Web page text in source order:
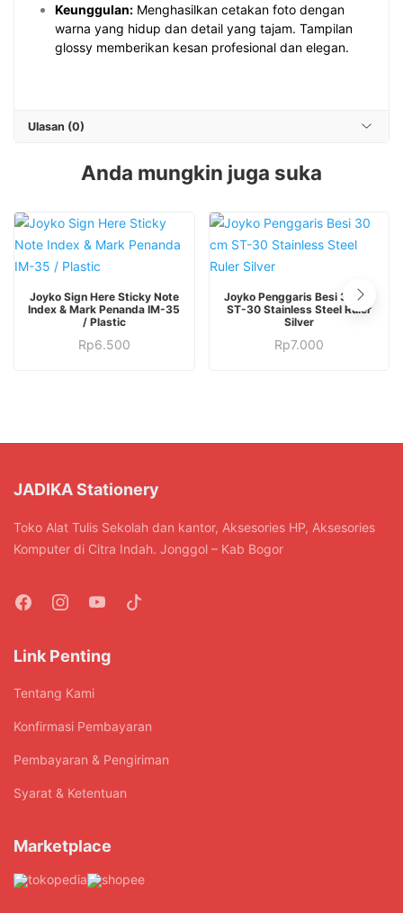
Keunggulan: Menghasilkan cetakan foto dengan
warna yang hidup dan detail yang tajam. Tampilan
glossy memberikan kesan profesional dan elegan.
Ulasan (0)
Anda mungkin juga suka
Joyko Sign Here Sticky Note
Index & Mark Penanda IM-35
/ Plastic
Rp6.500
Joyko Penggaris Besi 30 cm
ST-30 Stainless Steel Ruler
Silver
Rp7.000
JADIKA Stationery
Toko Alat Tulis Sekolah dan kantor, Aksesories HP, Aksesories
Komputer di Citra Indah. Jonggol – Kab Bogor
Link Penting
Tentang Kami
Konfirmasi Pembayaran
Pembayaran & Pengiriman
Syarat & Ketentuan
Marketplace